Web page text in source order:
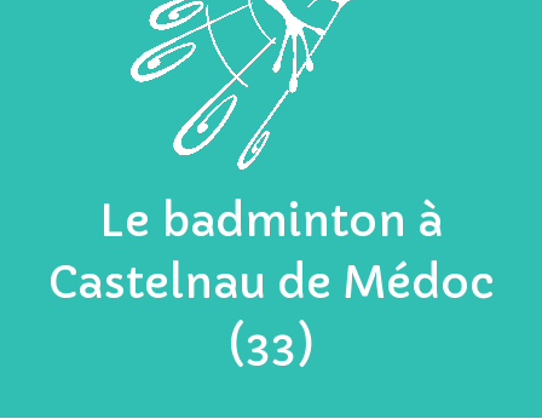
Le badminton à
Castelnau de Médoc
(33)